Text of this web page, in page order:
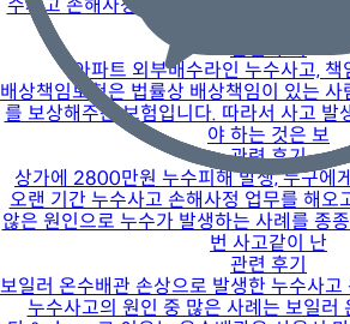
수사고 손해사정에서 가장 먼저 확인해야
아파트 외부배수라인 누수사고,
배상책임보험은 법률상 배상책임이 있는 사
를 보상해주는 보험입니다. 따라서 사고 발
야 하는 것은 보
관련 후기
상가에 2800만원 누수피해 발생, 누구에
오랜 기간 누수사고 손해사정 업무를 해오
않은 원인으로 누수가 발생하는 사례를 종
번 사고같이 난
관련 후기
보일러 온수배관 손상으로 발생한 누수사
누수사고의 원인 중 많은 사례는 보일러